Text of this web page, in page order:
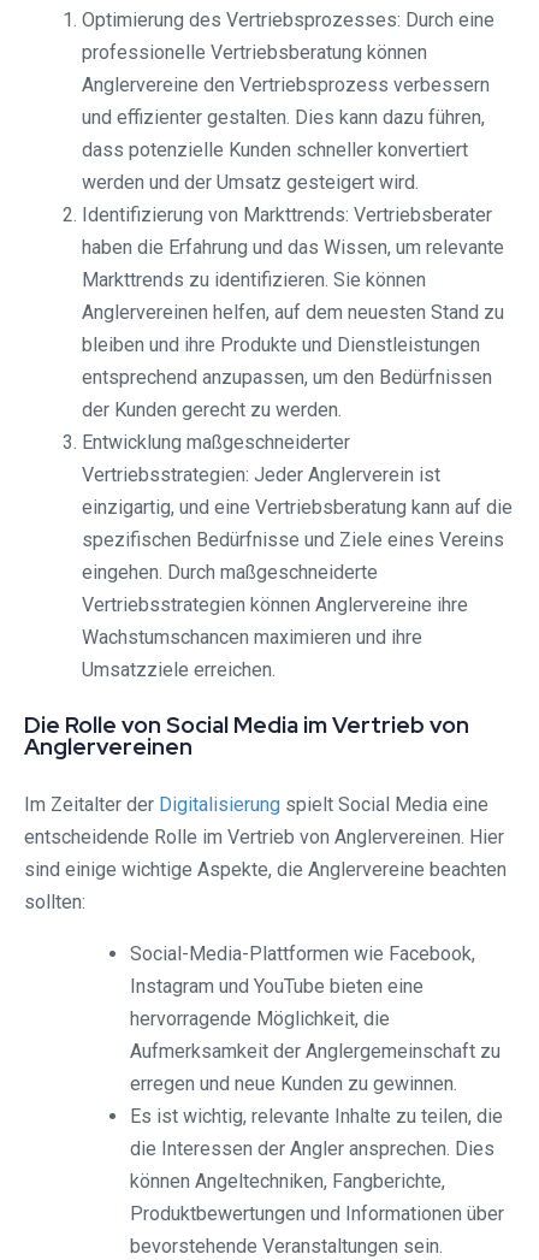
Optimierung des Vertriebsprozesses: Durch eine
professionelle Vertriebsberatung können
Anglervereine den Vertriebsprozess verbessern
und effizienter gestalten. Dies kann dazu führen,
dass potenzielle Kunden schneller konvertiert
werden und der Umsatz gesteigert wird.
Identifizierung von Markttrends: Vertriebsberater
haben die Erfahrung und das Wissen, um relevante
Markttrends zu identifizieren. Sie können
Anglervereinen helfen, auf dem neuesten Stand zu
bleiben und ihre Produkte und Dienstleistungen
entsprechend anzupassen, um den Bedürfnissen
der Kunden gerecht zu werden.
Entwicklung maßgeschneiderter
Vertriebsstrategien: Jeder Anglerverein ist
einzigartig, und eine Vertriebsberatung kann auf die
spezifischen Bedürfnisse und Ziele eines Vereins
eingehen. Durch maßgeschneiderte
Vertriebsstrategien können Anglervereine ihre
Wachstumschancen maximieren und ihre
Umsatzziele erreichen.
Die Rolle von Social Media im Vertrieb von
Anglervereinen
Im Zeitalter der Digitalisierung spielt Social Media eine
entscheidende Rolle im Vertrieb von Anglervereinen. Hier
sind einige wichtige Aspekte, die Anglervereine beachten
sollten:
Social-Media-Plattformen wie Facebook,
Instagram und YouTube bieten eine
hervorragende Möglichkeit, die
Aufmerksamkeit der Anglergemeinschaft zu
erregen und neue Kunden zu gewinnen.
Es ist wichtig, relevante Inhalte zu teilen, die
die Interessen der Angler ansprechen. Dies
können Angeltechniken, Fangberichte,
Produktbewertungen und Informationen über
bevorstehende Veranstaltungen sein.